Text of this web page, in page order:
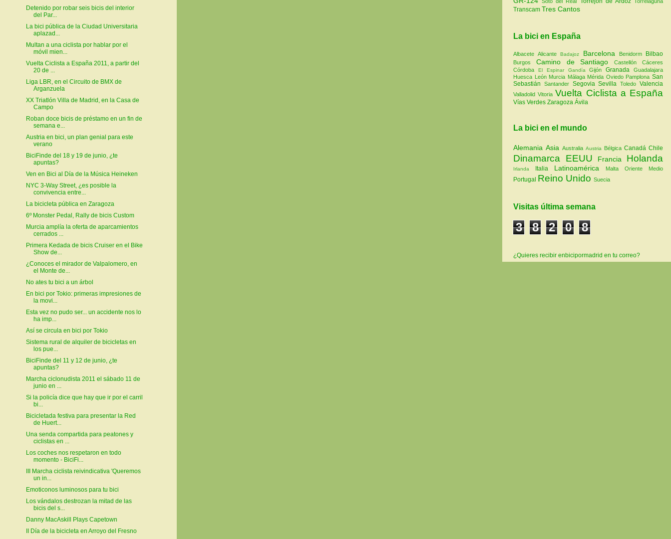
Detenido por robar seis bicis del interior
del Par...
La bici pública de la Ciudad Universitaria
aplazad...
Multan a una ciclista por hablar por el
móvil mien...
Vuelta Ciclista a España 2011, a partir del
20 de ...
Liga LBR, en el Circuito de BMX de
Arganzuela
XX Triatlón Villa de Madrid, en la Casa de
Campo
Roban doce bicis de préstamo en un fin de
semana e...
Austria en bici, un plan genial para este
verano
BiciFinde del 18 y 19 de junio, ¿te
apuntas?
Ven en Bici al Día de la Música Heineken
NYC 3-Way Street, ¿es posible la
convivencia entre...
La bicicleta pública en Zaragoza
6º Monster Pedal, Rally de bicis Custom
Murcia amplía la oferta de aparcamientos
cerrados ...
Primera Kedada de bicis Cruiser en el Bike
Show de...
¿Conoces el mirador de Valpalomero, en
el Monte de...
No ates tu bici a un árbol
En bici por Tokio: primeras impresiones de
la movi...
Esta vez no pudo ser... un accidente nos lo
ha imp...
Así se circula en bici por Tokio
Sistema rural de alquiler de bicicletas en
los pue...
BiciFinde del 11 y 12 de junio, ¿te
apuntas?
Marcha ciclonudista 2011 el sábado 11 de
junio en ...
Si la policía dice que hay que ir por el carril
bi...
Bicicletada festiva para presentar la Red
de Huert...
Una senda compartida para peatones y
ciclistas en ...
Los coches nos respetaron en todo
momento - BiciFi...
III Marcha ciclista reivindicativa 'Queremos
un in...
Emoticonos luminosos para tu bici
Los vándalos destrozan la mitad de las
bicis del s...
Danny MacAskill Plays Capetown
II Día de la bicicleta en Arroyo del Fresno
Transcam Tres Cantos
La bici en España
AlbaceteAlicanteBadajoz Barcelona Benidorm Bilbao
Burgos Camino de SantiagoCastellónCáceres
Córdoba El Espinar GandíaGijónGranadaGuadalajara
Huesca León Murcia Málaga Mérida Oviedo PamplonaSan
Sebastián Santander SegoviaSevillaToledoValencia
ValladolidVitoria Vuelta Ciclista a España
Vías Verdes Zaragoza Ávila
La bici en el mundo
Alemania Asia Australia Austria Bélgica Canadá Chile
Dinamarca EEUU Francia Holanda
Irlanda Italia Latinoamérica Malta Oriente Medio
Portugal Reino Unido Suecia
Visitas última semana
3 8 2 0 8
¿Quieres recibir enbicipormadrid en tu correo?